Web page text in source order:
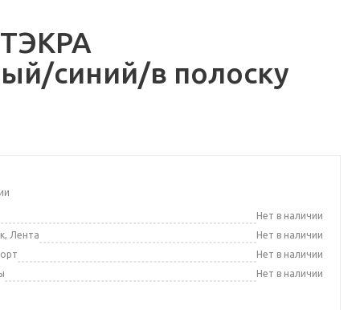
синий/в полоску
Нет в наличии
Лента
Нет в наличии
Нет в наличии
Нет в наличии